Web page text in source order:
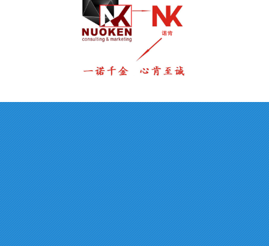
网入口资讯 人力资源
人才理念
人才招聘
薪酬福利
简历投递